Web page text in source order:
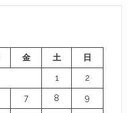
金 土 日
1 2
7 8 9